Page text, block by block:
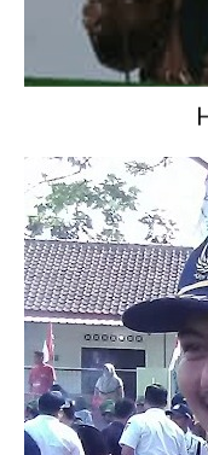
Wakil